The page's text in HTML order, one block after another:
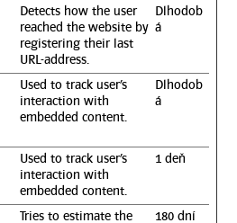
Detects how the user
reached the website by
registering their last
URL-address.
Dlhodob
á
Used to track user’s
interaction with
embedded content.
Dlhodob
á
Used to track user’s
interaction with
embedded content.
1 deň
Tries to estimate the
180 dní